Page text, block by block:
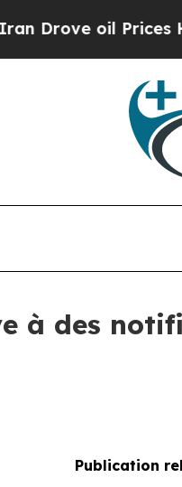
Prices Higher,
à des
Publication